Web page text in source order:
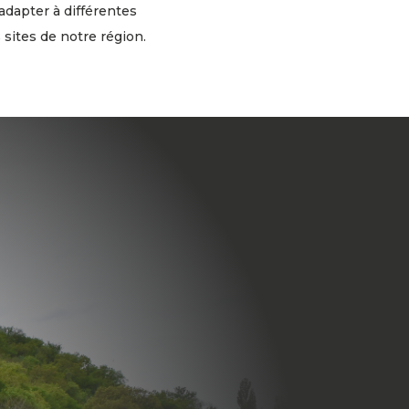
à différentes
de notre région.